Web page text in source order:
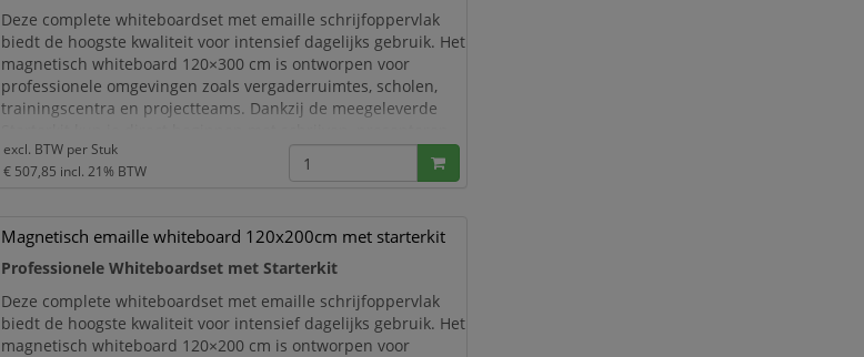
Deze complete whiteboardset met emaille schrijfoppervlak
biedt de hoogste kwaliteit voor intensief dagelijks gebruik. Het
magnetisch whiteboard 120×300 cm is ontworpen voor
professionele omgevingen zoals vergaderruimtes, scholen,
trainingscentra en projectteams. Dankzij de meegeleverde
en plannen, ideaal wanneer je in één aankoop volledig ui
excl. BTW per Stuk
€ 507,85 incl. 21% BTW
Magnetisch emaille whiteboard 120x200cm met starterkit
Professionele Whiteboardset met Starterkit
Deze complete whiteboardset met emaille schrijfoppervlak
biedt de hoogste kwaliteit voor intensief dagelijks gebruik. Het
magnetisch whiteboard 120×200 cm is ontworpen voor